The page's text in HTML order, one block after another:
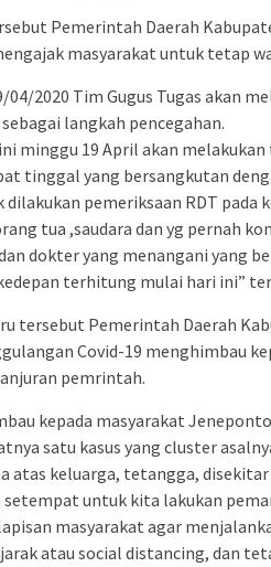
Pemerintah Daerah
masyarakat untuk tetap
2020 Tim Gugus Tugas akan
langkah pencegahan.
minggu 19 April akan
tinggal yang bersangkutan
pemeriksaan RDT pada
tua ,saudara dan yg pernah
dokter yang menangani yang
terhitung mulai hari ini”
tersebut Pemerintah Daerah
Covid-19 menghimbau
pemrintah.
kepada masyarakat
satu kasus yang cluster
atas keluarga, tetangga,
untuk kita lakukan
masyarakat agar
atau social distancing, dan